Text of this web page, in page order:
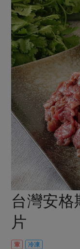
奶蛋豆・五穀
蛋
豆製品
肉品・水產
畜產肉類
水畜加工品
調理食材・點心
調味醬料/南北貨
休閒零嘴
保健食品
麵食
肉食
海鮮
常備菜
蔬食
蛋料理
料理方式
烘焙．點心
醬料
湯品．鍋物
漬物
涼拌沙拉
飲品
把最好的台灣味帶回家
防災用品預購圓滿結束
2026年端午節預購圓
更多預購活動
當季產品
合作25-經典快閃最後
合作25-精選產品第四
合作25-精選產品第三
更多當季產品
議題活動
主婦聯盟X樂齡網特約
30%rPET紅烏龍茶
觀點文章
主婦食堂
社內大小事
產品故事
樂齡生活
廚房瑜伽
關注議題
減硝酸鹽
非基改運動
廢核運動
減添加物
公益金
更多議題
關於合作社
認識合作社
關於我們
合作社組織
員工與求才
產品檢驗
自主把關
檢驗報告
硝酸鹽檢驗
社員權益
合作社法規
重要公告
台灣安
片
葷 冷凍